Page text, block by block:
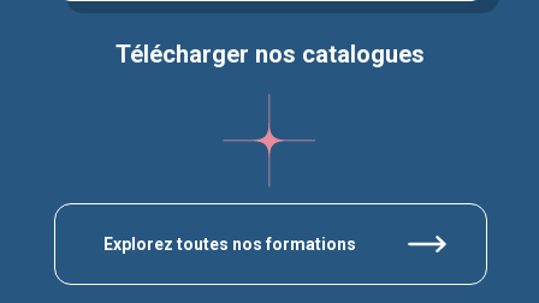
Explorez toutes nos formations
Télécharger nos catalogues